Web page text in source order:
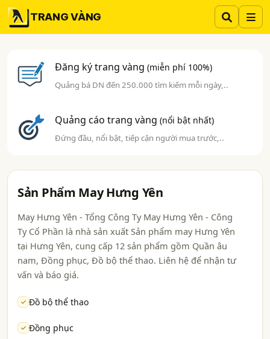
TRANG VÀNG
Đăng ký trang vàng(miễn phí 100%)
Quảng bá DN đến 250.000 tìm kiếm mỗi ngày,..
Quảng cáo trang vàng(nổi bật nhất)
Đứng đầu, nổi bật, tiếp cận người mua trước,..
Sản Phẩm May Hưng Yên
May Hưng Yên - Tổng Công Ty May Hưng Yên - Công
Ty Cổ Phần là nhà sản xuất Sản phẩm may Hưng Yên
tại Hưng Yên, cung cấp 12 sản phẩm gồm Quần âu
nam, Đồng phục, Đồ bộ thể thao. Liên hệ để nhận tư
vấn và báo giá.
Đồ bộ thể thao
Đồng phục